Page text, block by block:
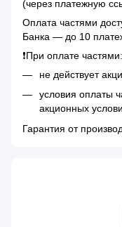
(через платежную
Оплата частями
Банка — до 10
❗️При оплате частями:
не действует
условия оплаты
акционных
Гарантия от